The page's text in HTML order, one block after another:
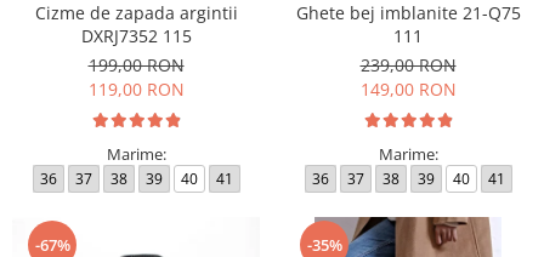
Cizme de zapada argintii
DXRJ7352 115
199,00 RON
119,00 RON
Marime:
36 37 38 39 40 41
Ghete bej imblanite 21-Q75
111
239,00 RON
149,00 RON
Marime:
36 37 38 39 40 41
-67% -35%